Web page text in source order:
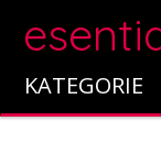
KATEGORIE